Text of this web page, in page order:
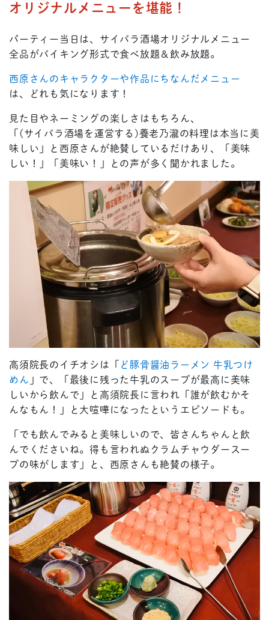
オリジナルメニューを堪能！
パーティー当日は、サイバラ酒場オリジナルメニュー
全品がバイキング形式で食べ放題＆飲み放題。
西原さんのキャラクターや作品にちなんだメニュー
は、どれも気になります！
見た目やネーミングの楽しさはもちろん、
「(サイバラ酒場を運営する)養老乃瀧の料理は本当に美
味しい」と西原さんが絶賛しているだけあり、「美味
しい！」「美味い！」との声が多く聞かれました。
高須院長のイチオシは「
ど豚骨醤油ラーメン 牛乳つけ
めん 」で、「最後に残った牛乳のスープが最高に美味
しいから飲んで」と高須院長に言われ「誰が飲むかそ
んなもん！」と大喧嘩になったというエピソードも。
「でも飲んでみると美味しいので、皆さんちゃんと飲
んでくださいね。得も言われぬクラムチャウダースー
プの味がします」と、西原さんも絶賛の様子。